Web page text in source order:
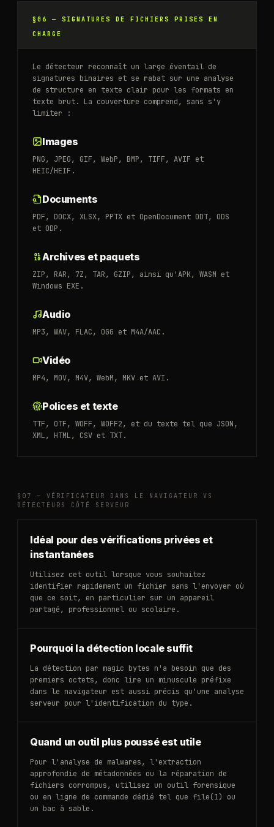
§06 — SIGNATURES DE FICHIERS PRISES EN
CHARGE
Le détecteur reconnaît un large éventail de
signatures binaires et se rabat sur une analyse
de structure en texte clair pour les formats en
texte brut. La couverture comprend, sans s'y
limiter :
Images
PNG, JPEG, GIF, WebP, BMP, TIFF, AVIF et
HEIC/HEIF.
Documents
PDF, DOCX, XLSX, PPTX et OpenDocument ODT, ODS
et ODP.
Archives et paquets
ZIP, RAR, 7Z, TAR, GZIP, ainsi qu'APK, WASM et
Windows EXE.
Audio
MP3, WAV, FLAC, OGG et M4A/AAC.
Vidéo
MP4, MOV, M4V, WebM, MKV et AVI.
Polices et texte
TTF, OTF, WOFF, WOFF2, et du texte tel que JSON,
XML, HTML, CSV et TXT.
§07 — VÉRIFICATEUR DANS LE NAVIGATEUR VS
DÉTECTEURS CÔTÉ SERVEUR
Idéal pour des vérifications privées et
instantanées
Utilisez cet outil lorsque vous souhaitez
identifier rapidement un fichier sans l'envoyer où
que ce soit, en particulier sur un appareil
partagé, professionnel ou scolaire.
Pourquoi la détection locale suffit
La détection par magic bytes n'a besoin que des
premiers octets, donc lire un minuscule préfixe
dans le navigateur est aussi précis qu'une analyse
serveur pour l'identification du type.
Quand un outil plus poussé est utile
Pour l'analyse de malwares, l'extraction
approfondie de métadonnées ou la réparation de
fichiers corrompus, utilisez un outil forensique
ou en ligne de commande dédié tel que file(1) ou
un bac à sable.